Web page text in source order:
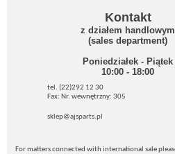
Kontakt
z działem handlowym
(sales department)
Poniedziałek - Piątek
10:00 - 18:00
tel. (22)292 12 30
Fax: Nr. wewnętrzny: 305
sklep@ajsparts.pl
For matters connected with international sale